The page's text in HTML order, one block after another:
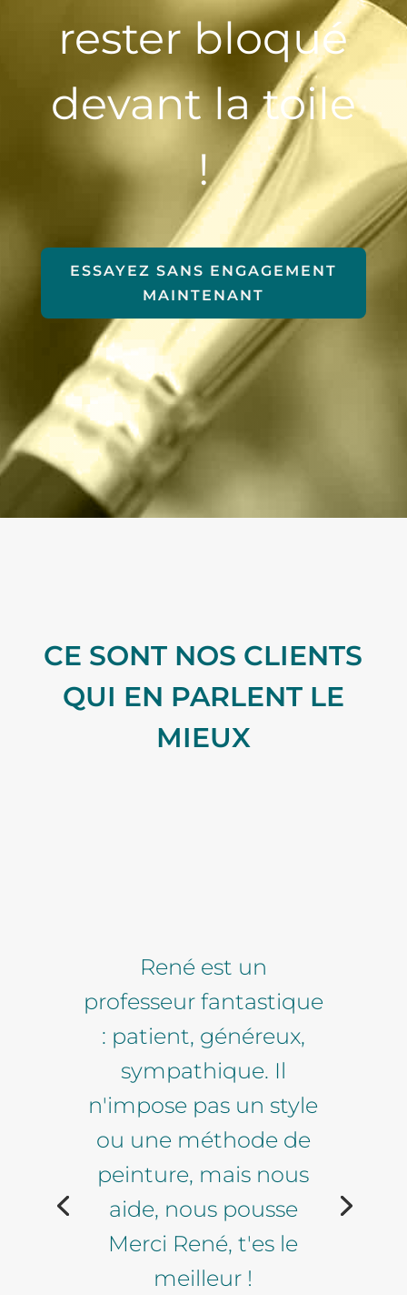
rester bloqué
devant la toile
!
ESSAYEZ SANS ENGAGEMENT
MAINTENANT
CE SONT NOS CLIENTS
QUI EN PARLENT LE
MIEUX
René est un
professeur fantastique
: patient, généreux,
sympathique. Il
n'impose pas un style
ou une méthode de
peinture, mais nous
aide, nous pousse
Merci René, t'es le
meilleur !